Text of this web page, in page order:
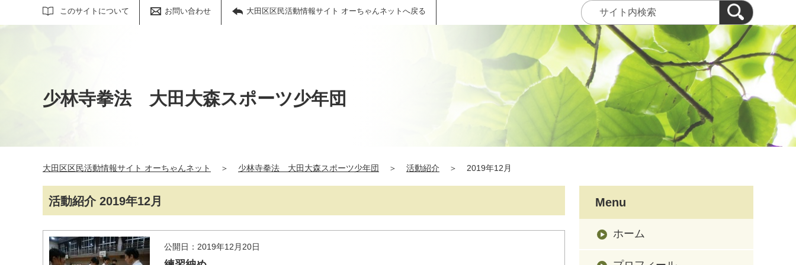
このサイトについて お問い合わせ 大田区区民活動情報サイト オーちゃんネットへ戻る
サイト内検索
少林寺拳法 大田大森スポーツ少年団
大田区区民活動情報サイト オーちゃんネット ＞ 少林寺拳法 大田大森スポーツ少年団 ＞ 活動紹介 ＞ 2019年12月
活動紹介 2019年12月
公開日：2019年12月20日
Menu
ホーム